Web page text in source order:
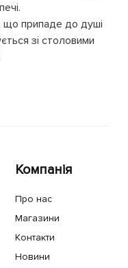
що припаде до душі
зі столовими
Компанія
Про нас
Магазини
Контакти
Новини